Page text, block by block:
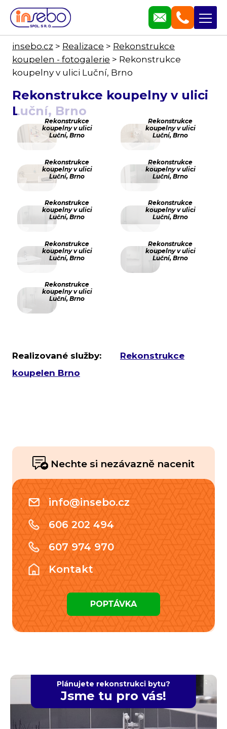
insebo.cz > Realizace > Rekonstrukce
koupelen - fotogalerie > Rekonstrukce
koupelny v ulici Luční, Brno
Rekonstrukce koupelny v ulici
Luční, Brno
Rekonstrukce
koupelny v ulici
Luční, Brno
Rekonstrukce
koupelny v ulici
Luční, Brno
Rekonstrukce
koupelny v ulici
Luční, Brno
Rekonstrukce
koupelny v ulici
Luční, Brno
Rekonstrukce
koupelny v ulici
Luční, Brno
Rekonstrukce
koupelny v ulici
Luční, Brno
Rekonstrukce
koupelny v ulici
Luční, Brno
Rekonstrukce
koupelny v ulici
Luční, Brno
Rekonstrukce
koupelny v ulici
Luční, Brno
Realizované služby:
Rekonstrukce
koupelen Brno
Nechte si nezávazně nacenit
info@insebo.cz
606 202 494
607 974 970
Kontakt
POPTÁVKA
Plánujete rekonstrukci bytu?
Jsme tu pro vás!